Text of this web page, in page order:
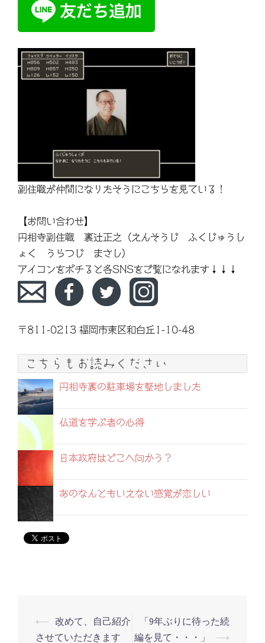
副住職が仲間になりたそうにこちらを見ている！
【お問い合わせ】
円相寺副住職 裏辻正之（えんそうじ ふくじゅうし
ょく うらつじ まさし）
アイコンをポチると各SNSをご覧になれます↓↓↓
〒811-0213 福岡市東区和白丘1-10-48
こちらもお読みください
円相寺裏の駐車場を整地しました
仏道を学ぶ者の心得
日本政府はどこへ向かう？
あのなんともいえない感覚が恋しい
投
⟵ 改めて、自己紹介
させていただきます
「9年ぶりに待った続
編を見て・・・」
⟶